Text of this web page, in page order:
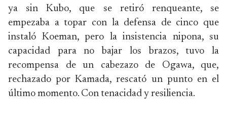
ya sin Kubo, que se retiró renqueante, se
empezaba a topar con la defensa de cinco que
instaló Koeman, pero la insistencia nipona, su
capacidad para no bajar los brazos, tuvo la
recompensa de un cabezazo de Ogawa, que,
rechazado por Kamada, rescató un punto en el
último momento. Con tenacidad y resiliencia.